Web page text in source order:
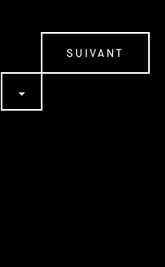
SUIVANT